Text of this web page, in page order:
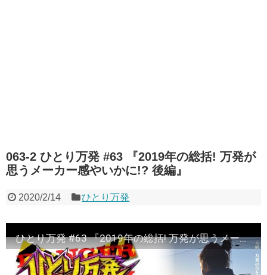
063-2 ひとり万発 #63 『2019年の総括! 万発が
思うメーカー感やいかに!? 後編』
2020/2/14 ひとり万発
ひとり万発 #63 『2019年の総括! 万発が思うメーカー感やいかに!? 後編』《ぴーすとらいく》